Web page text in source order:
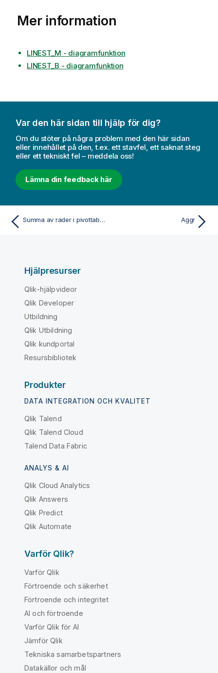
n
Mer information
LINEST_M - diagramfunktion
LINEST_B - diagramfunktion
Var den här sidan till hjälp för dig?
Om du stöter på några problem med den här sidan
eller innehållet på den, t.ex. ett stavfel, ett saknat steg
eller ett tekniskt fel – meddela oss!
Lämna din feedback här
Summa av rader i pivottabeller Aggr
Hjälpresurser
Qlik-hjälpvideor
Qlik Developer
Utbildning
Qlik Utbildning
Qlik kundportal
Resursbibliotek
Produkter
DATA INTEGRATION OCH KVALITET
Qlik Talend
Qlik Talend Cloud
Talend Data Fabric
ANALYS & AI
Qlik Cloud Analytics
Qlik Answers
Qlik Predict
Qlik Automate
Varför Qlik?
Varför Qlik
Förtroende och säkerhet
Förtroende och integritet
AI och förtroende
Varför Qlik för AI
Jämför Qlik
Tekniska samarbetspartners
Datakällor och mål